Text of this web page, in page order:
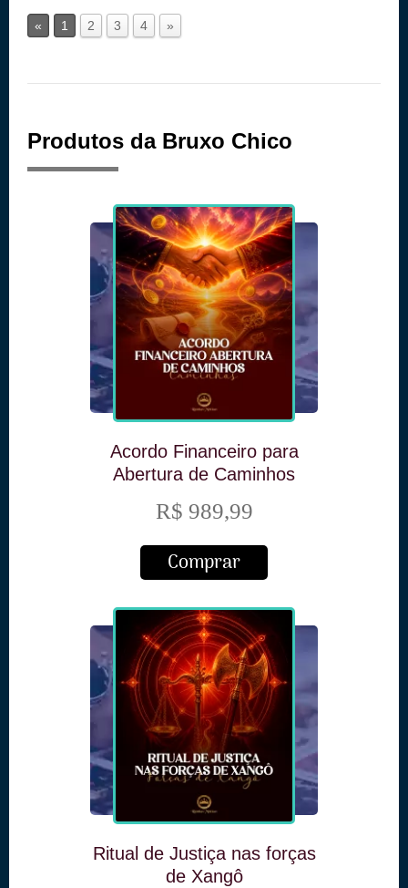
« 1 2 3 4 »
Produtos da Bruxo Chico
Acordo Financeiro para
Abertura de Caminhos
R$ 989,99
Comprar
Ritual de Justiça nas forças
de Xangô